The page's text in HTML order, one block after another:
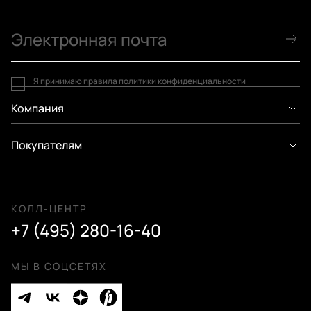
Компания
Покупателям
КОЛЛ-ЦЕНТР
+7 (495) 280-16-40
МЫ В СОЦСЕТЯХ
Я принимаю правила политики конфиденциальности